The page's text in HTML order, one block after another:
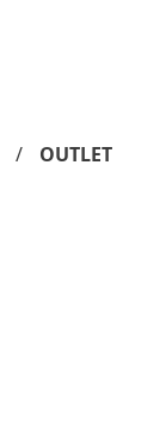
OUTLET